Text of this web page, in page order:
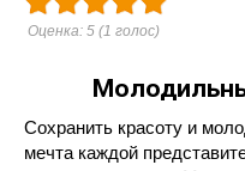
Оценка: 5 (1 голос)
Сохранить красоту и
мечта каждой